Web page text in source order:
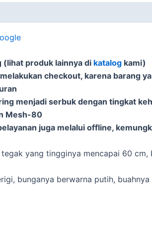
(lihat produk lainnya di katalog kami)
checkout, karena barang
menjadi serbuk dengan tingkat
Mesh-80
juga melalui offline,
yang tingginya mencapai 60
bunganya berwarna putih,